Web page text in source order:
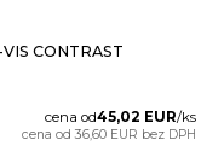
CONTRAST
cena od45,02 EUR/ks
cena od36,60 EUR bez DPH